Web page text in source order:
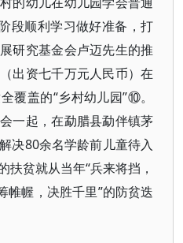
段顺利学习做好准备，打
研究基金会卢迈先生的推
出资七千万元人民币）在
覆盖的“乡村幼儿园”⑩。
一起，在勐腊县勐伴镇茅
决80余名学龄前儿童待入
贫就从当年“兵来将挡，
帷幄，决胜千里”的防贫迭